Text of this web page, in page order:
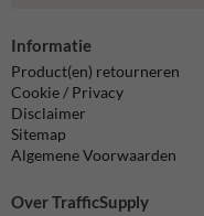
Informatie
Product(en) retourneren
Cookie / Privacy
Disclaimer
Sitemap
Algemene Voorwaarden
Over TrafficSupply